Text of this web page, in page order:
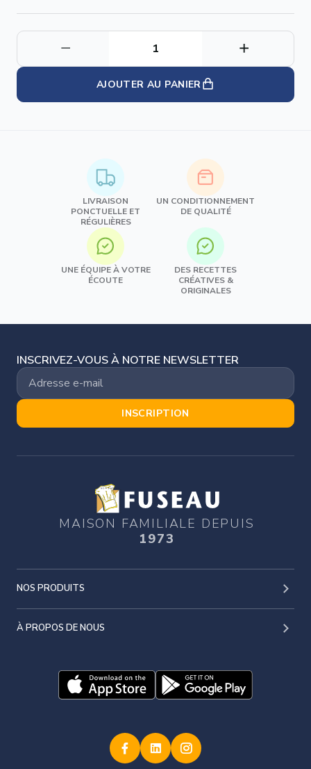
AJOUTER AU PANIER
LIVRAISON
PONCTUELLE ET
RÉGULIÈRES
UN CONDITIONNEMENT
DE QUALITÉ
UNE ÉQUIPE À VOTRE
ÉCOUTE
DES RECETTES
CRÉATIVES &
ORIGINALES
INSCRIVEZ-VOUS À NOTRE NEWSLETTER
INSCRIPTION
MAISON FAMILIALE DEPUIS
1973
NOS PRODUITS
À PROPOS DE NOUS